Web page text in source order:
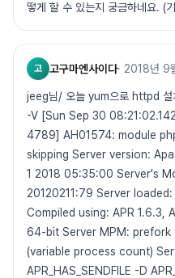
떻게 할 수 있는지 궁금하네요. (
고 고구마엔사이다· 2018년 9
jeeg님/ 오늘 yum으로 httpd 설
-V [Sun Sep 30
4789] AH01574: module
skipping Server version:
1 2018 05:35:00 Server's
20120211:79 Server loaded:
Compiled using: APR 1.6.3,
64-bit Server MPM:
(variable process count)
APR_HAS_SENDFILE -D